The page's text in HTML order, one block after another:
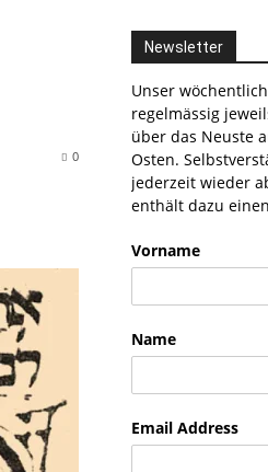
0
Linkedin
Newsletter
Unser
regelmässig
über das Neuste
Osten.
jederzeit wieder
enthält dazu
Vorname
Name
Email Address